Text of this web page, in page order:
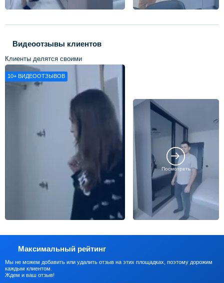
Видеоотзывы клиентов
Клиенты делятся своими
впечатлениями о нашей работе
10+ ВИДЕООТЗЫВОВ
Посмотреть
Максимальный рейтинг
Мы не можем добавить или удалить отзыв на этих площадках, поэтому дорожим
каждым клиентом.
Ждем и ваш отзыв!